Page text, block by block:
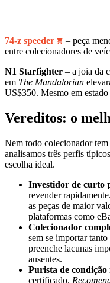
74‑z speeder
– peça
entre colecionadores de
N1 Starfighter – a joia da
em The Mandalorian
US$350. Mesmo em
Vereditos: o
Nem todo colecionador
analisamos três perfis
escolha ideal.
Investidor de curto
revender rapidamente.
as peças de maior
plataformas como
Colecionador
sem se importar
preenche lacunas
ausentes.
Purista de condição
certificado.